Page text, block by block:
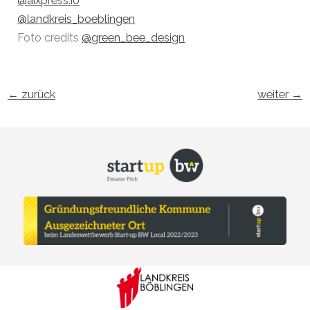
@landkreis_boeblingen
Foto credits@green_bee_design
← zurück weiter →